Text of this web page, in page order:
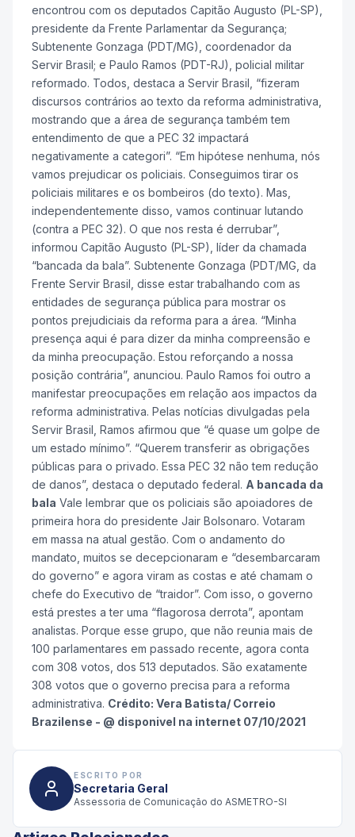
encontrou com os deputados Capitão Augusto (PL-SP),
presidente da Frente Parlamentar da Segurança;
Subtenente Gonzaga (PDT/MG), coordenador da
Servir Brasil; e Paulo Ramos (PDT-RJ), policial militar
reformado. Todos, destaca a Servir Brasil, “fizeram
discursos contrários ao texto da reforma administrativa,
mostrando que a área de segurança também tem
entendimento de que a PEC 32 impactará
negativamente a categori”. “Em hipótese nenhuma, nós
vamos prejudicar os policiais. Conseguimos tirar os
policiais militares e os bombeiros (do texto). Mas,
independentemente disso, vamos continuar lutando
(contra a PEC 32). O que nos resta é derrubar”,
informou Capitão Augusto (PL-SP), líder da chamada
“bancada da bala”. Subtenente Gonzaga (PDT/MG, da
Frente Servir Brasil, disse estar trabalhando com as
entidades de segurança pública para mostrar os
pontos prejudiciais da reforma para a área. “Minha
presença aqui é para dizer da minha compreensão e
da minha preocupação. Estou reforçando a nossa
posição contrária”, anunciou. Paulo Ramos foi outro a
manifestar preocupações em relação aos impactos da
reforma administrativa. Pelas notícias divulgadas pela
Servir Brasil, Ramos afirmou que “é quase um golpe de
um estado mínimo”. “Querem transferir as obrigações
públicas para o privado. Essa PEC 32 não tem redução
de danos”, destaca o deputado federal. A bancada da
bala Vale lembrar que os policiais são apoiadores de
primeira hora do presidente Jair Bolsonaro. Votaram
em massa na atual gestão. Com o andamento do
mandato, muitos se decepcionaram e “desembarcaram
do governo” e agora viram as costas e até chamam o
chefe do Executivo de “traidor”. Com isso, o governo
está prestes a ter uma “flagorosa derrota”, apontam
analistas. Porque esse grupo, que não reunia mais de
100 parlamentares em passado recente, agora conta
com 308 votos, dos 513 deputados. São exatamente
308 votos que o governo precisa para a reforma
administrativa. Crédito: Vera Batista/ Correio
Brazilense - @ disponivel na internet 07/10/2021
ESCRITO POR
Secretaria Geral
Assessoria de Comunicação do ASMETRO-SI